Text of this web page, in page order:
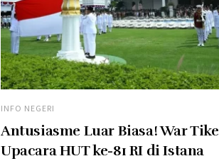
INFO NEGERI
Antusiasme Luar Biasa! War
Upacara HUT ke-81 RI di Istana